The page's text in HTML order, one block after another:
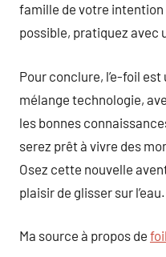
famille de votre intention
possible, pratiquez avec
Pour conclure, l’e-foil
mélange technologie,
les bonnes
serez prêt à vivre des
Osez cette nouvelle
plaisir de glisser sur l’eau.
Ma source à propos de